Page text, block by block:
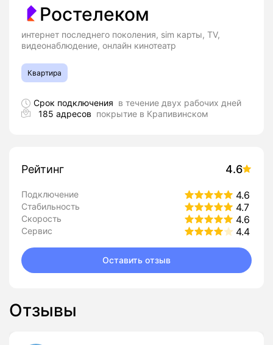
Ростелеком
интернет последнего поколения, sim карты, TV,
видеонаблюдение, онлайн кинотеатр
Квартира
Срок подключения в течение двух рабочих дней
185 адресов покрытие в Крапивинском
Рейтинг 4.6
Подключение 4.6
Стабильность 4.7
Скорость 4.6
Сервис 4.4
Оставить отзыв
Отзывы